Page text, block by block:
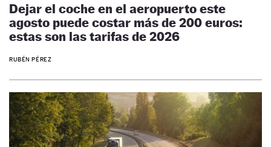
Dejar el coche en el aeropuerto este
agosto puede costar más de 200 euros:
estas son las tarifas de 2026
RUBÉN PÉREZ